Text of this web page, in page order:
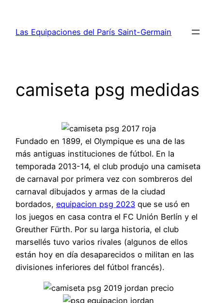
contenido
Las Equipaciones del París Saint-Germain
camiseta psg medidas
Fundado en 1899, el Olympique es una de las
más antiguas instituciones de fútbol. En la
temporada 2013-14, el club produjo una camiseta
de carnaval por primera vez con sombreros del
carnaval dibujados y armas de la ciudad
bordados, equipacion psg 2023 que se usó en
los juegos en casa contra el FC Unión Berlín y el
Greuther Fürth. Por su larga historia, el club
marsellés tuvo varios rivales (algunos de ellos
están hoy en día desaparecidos o militan en las
divisiones inferiores del fútbol francés).